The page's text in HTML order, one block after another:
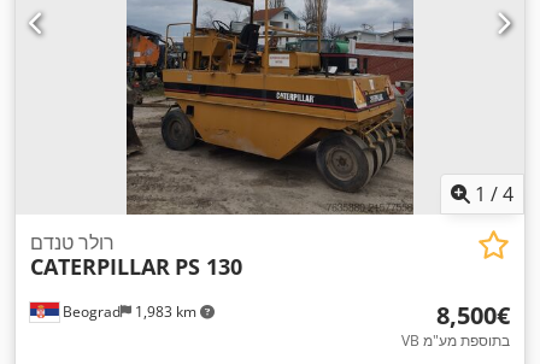
1 /4
Beograd 1,983 km
רולר טנדם
CATERPILLAR PS 130
‏8,500 ‏€
VB בתוספת מע"מ